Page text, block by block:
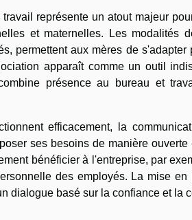
représente un atout majeur
et maternelles. Les
permettent aux mères de
apparaît comme un outil
présence au bureau et
efficacement, la
ses besoins de manière
bénéficier à l'entreprise, par
des employés. La mise
dialogue basé sur la confiance et la